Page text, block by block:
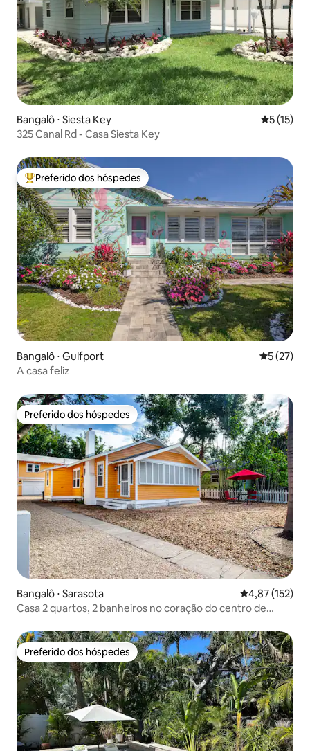
Bangalô ⋅ Siesta Key 5 de uma
5 (15)
325 Canal Rd - Casa Siesta Key
Entre os melhores preferidos dos hóspedes
Preferido dos hóspedes
Bangalô ⋅ Gulfport 5 de uma
5 (27)
A casa feliz
Preferido dos hóspedes
Preferido dos hóspedes
Bangalô ⋅ Sarasota 4,87 de uma
4,87 (152)
Casa 2 quartos, 2 banheiros no coração do centro de
Preferido dos hóspedes
Preferido dos hóspedes